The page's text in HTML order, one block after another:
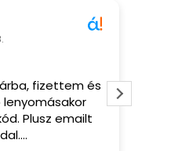
fizettem és
Plusz emailt